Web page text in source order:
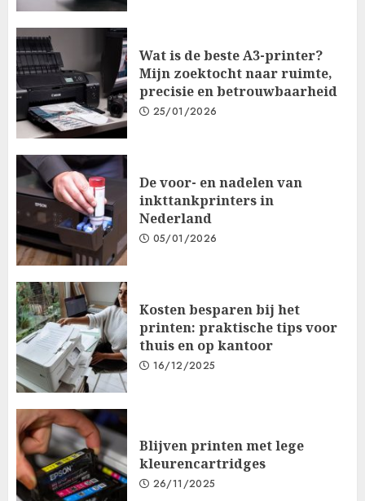
Wat is de beste A3-printer?
Mijn zoektocht naar ruimte,
precisie en betrouwbaarheid
25/01/2026
De voor- en nadelen van
inkttankprinters in
Nederland
05/01/2026
Kosten besparen bij het
printen: praktische tips voor
thuis en op kantoor
16/12/2025
Blijven printen met lege
kleurencartridges
26/11/2025